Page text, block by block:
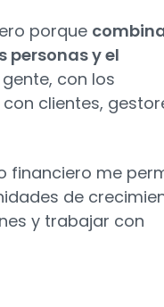
porque
personas y el
con los
clientes,
financiero me
de
y trabajar con